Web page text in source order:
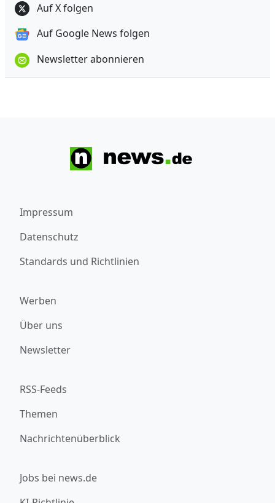
Auf X folgen
Auf Google News folgen
Newsletter abonnieren
Impressum
Datenschutz
Standards und Richtlinien
Werben
Über uns
Newsletter
RSS-Feeds
Themen
Nachrichtenüberblick
Jobs bei news.de